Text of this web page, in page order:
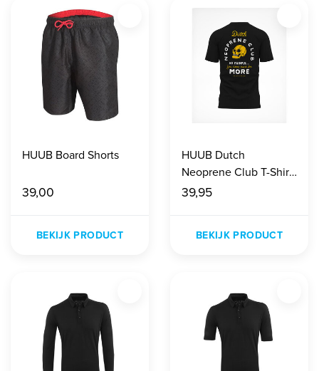
HUUB Board Shorts
39,00
BEKIJK PRODUCT
HUUB Dutch
Neoprene Club T-Shirt
Zwart
39,95
BEKIJK PRODUCT